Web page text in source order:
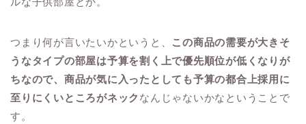
つまり何が言いたいかというと、 この商品の需要が大きそ
うなタイプの部屋は予算を割く上で優先順位が低くなりが
ちなので、商品が気に入ったとしても予算の都合上採用に
至りにくいところがネック なんじゃないかなということで
す。